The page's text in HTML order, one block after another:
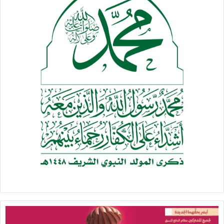
○تدمير آلية عسكرية آخرى للمنافقين قبالة منفذ علب اثناء
التصدي للزحوفات الأخيرة
○إطلاق صاروخ زلزال 2 على معسكر مستحدث للجيش السعودي
في قعمة الشيخ
○مصدر عسكري: تدمير وإعطاب 20 آلية ومدرعة ومصرع وجرح
العشرات من المرتزقة بينهم قيادات خلال زحف شمال يختل
○إفشال محاولة تسلل للمنافقين باتجاه مواقع الجيش واللجان
الشعبية في القحيفة بمديرية مقبنة
○صد زحف للمنافقين باتجاه التبة السوداء بالضباب بمديرية صبر
الموادم وسقوط قتلى وجرحى في صفوفهم